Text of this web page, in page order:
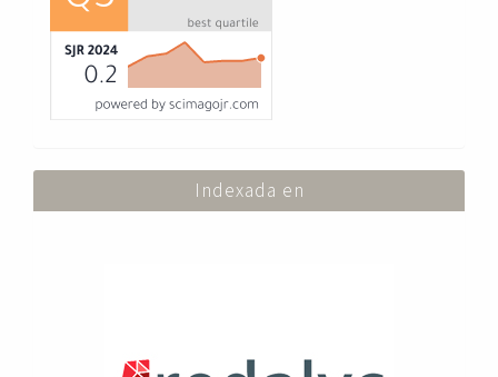
Indexada en